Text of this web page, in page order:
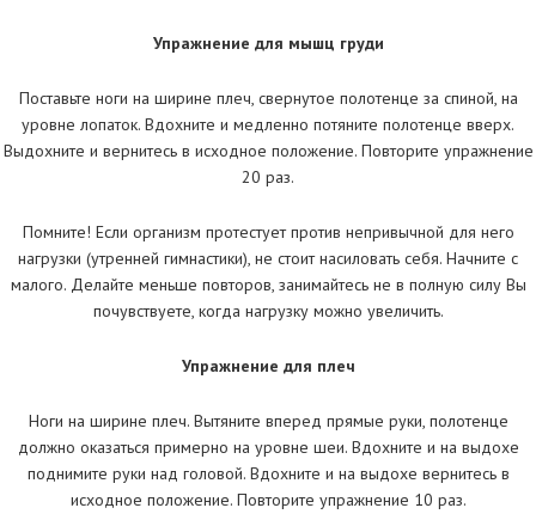
Упражнение для мышц груди
Поставьте ноги на ширине плеч, свернутое полотенце за спиной, на
уровне лопаток. Вдохните и медленно потяните полотенце вверх.
Выдохните и вернитесь в исходное положение. Повторите упражнение
20 раз.
Помните! Если организм протестует против непривычной для него
нагрузки (утренней гимнастики), не стоит насиловать себя. Начните с
малого. Делайте меньше повторов, занимайтесь не в полную силу Вы
почувствуете, когда нагрузку можно увеличить.
Упражнение для плеч
Ноги на ширине плеч. Вытяните вперед прямые руки, полотенце
должно оказаться примерно на уровне шеи. Вдохните и на выдохе
поднимите руки над головой. Вдохните и на выдохе вернитесь в
исходное положение. Повторите упражнение 10 раз.